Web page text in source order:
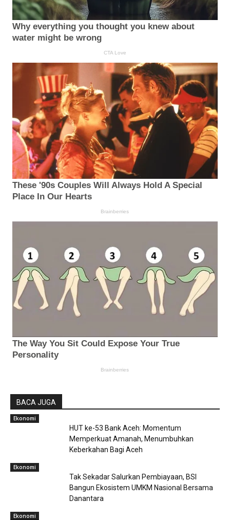
BACA JUGA
Ekonomi
HUT ke-53 Bank Aceh: Momentum
Memperkuat Amanah, Menumbuhkan
Keberkahan Bagi Aceh
Ekonomi
Tak Sekadar Salurkan Pembiayaan, BSI
Bangun Ekosistem UMKM Nasional Bersama
Danantara
Ekonomi